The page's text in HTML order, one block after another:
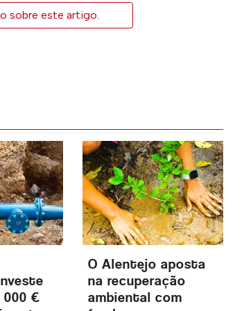
sobre este artigo.
000 €
O Alentejo aposta
na recuperação
ambiental com